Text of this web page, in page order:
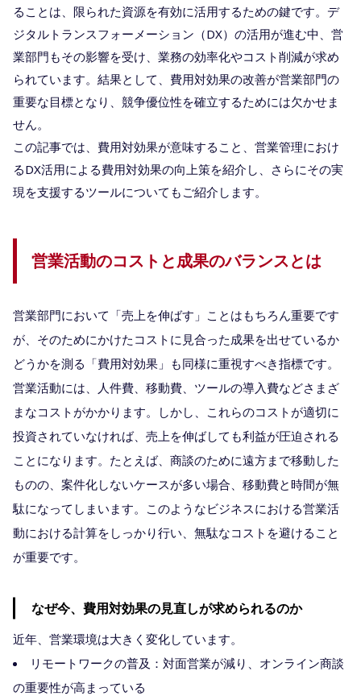
ることは、限られた資源を有効に活用するための鍵です。デ
ジタルトランスフォーメーション（DX）の活用が進む中、営
業部門もその影響を受け、業務の効率化やコスト削減が求め
られています。結果として、費用対効果の改善が営業部門の
重要な目標となり、競争優位性を確立するためには欠かせま
せん。
この記事では、費用対効果が意味すること、営業管理におけ
るDX活用による費用対効果の向上策を紹介し、さらにその実
現を支援するツールについてもご紹介します。
営業活動のコストと成果のバランスとは
営業部門において「売上を伸ばす」ことはもちろん重要です
が、そのためにかけたコストに見合った成果を出せているか
どうかを測る「費用対効果」も同様に重視すべき指標です。
営業活動には、人件費、移動費、ツールの導入費などさまざ
まなコストがかかります。しかし、これらのコストが適切に
投資されていなければ、売上を伸ばしても利益が圧迫される
ことになります。たとえば、商談のために遠方まで移動した
ものの、案件化しないケースが多い場合、移動費と時間が無
駄になってしまいます。このようなビジネスにおける営業活
動における計算をしっかり行い、無駄なコストを避けること
が重要です。
なぜ今、費用対効果の見直しが求められるのか
近年、営業環境は大きく変化しています。
リモートワークの普及：対面営業が減り、オンライン商談
の重要性が高まっている